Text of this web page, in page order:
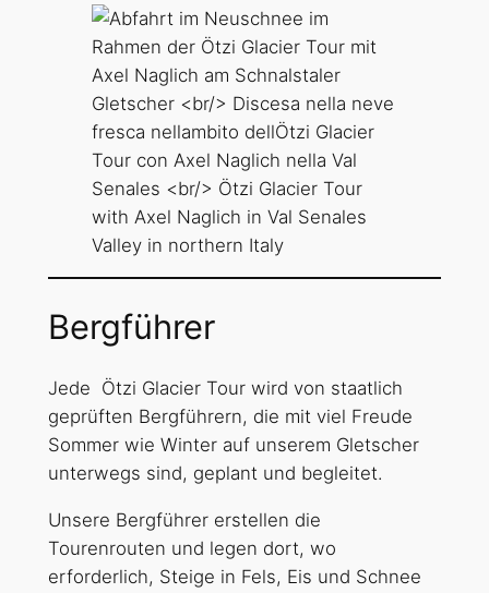
Bergführer
Jede Ötzi Glacier Tour wird von staatlich
geprüften Bergführern, die mit viel Freude
Sommer wie Winter auf unserem Gletscher
unterwegs sind, geplant und begleitet.
Unsere Bergführer erstellen die
Tourenrouten und legen dort, wo
erforderlich, Steige in Fels, Eis und Schnee